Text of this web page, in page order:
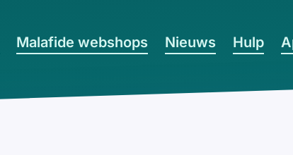
Malafide webshops Nieuws Hulp